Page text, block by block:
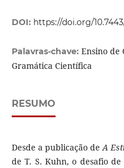
DOI: https://doi.org/
Palavras-chave: Ensino de
Gramática Científica
RESUMO
Desde a publicação deA
de T. S. Kuhn, o desafio